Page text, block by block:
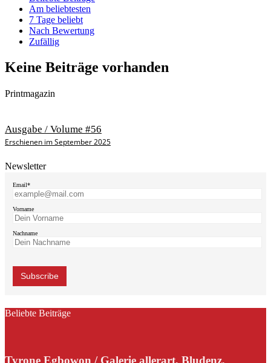
Am beliebtesten
7 Tage beliebt
Nach Bewertung
Zufällig
Keine Beiträge vorhanden
Printmagazin
Ausgabe / Volume #56
Erschienen im September 2025
Newsletter
Email*
Vorname
Nachname
Beliebte Beiträge
Tyrone Egbowon / Galerie allerart, Bludenz,